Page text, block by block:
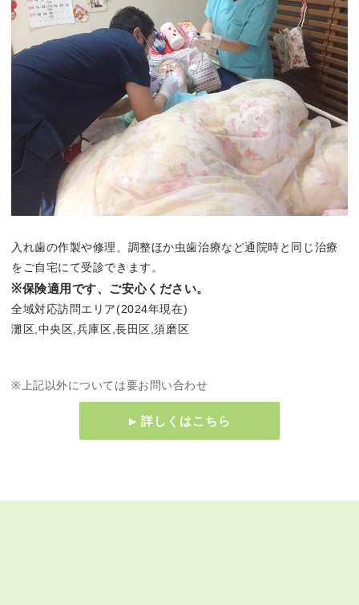
入れ歯の作製や修理、調整ほか虫歯治療など通院時と同じ治療
をご自宅にて受診できます。
※保険適用です、ご安心ください。
全域対応訪問エリア(2024年現在)
灘区,中央区,兵庫区,長田区,須磨区
上記以外については要お問い合わせ
詳しくはこちら